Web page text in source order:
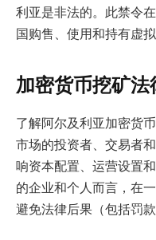
利亚是非法的。此禁令
国购售、使用和持有虚拟
加密货币挖矿
了解阿尔及利亚加密货
市场的投资者、交易者
响资本配置、运营设置
的企业和个人而言，在
避免法律后果（包括罚